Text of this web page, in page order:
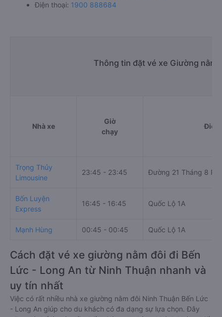
Điện thoại: 1900 888684
Thông tin đặt vé xe Giường nằm
Nhà xe
Giờ
chạy
Trọng Thủy
Limousine
23:45 - 23:45 Đường 21 Tháng 8
Bốn Luyện
Express
16:45 - 16:45 Quốc Lộ 1A
Mạnh Hùng 00:45 - 00:45 Quốc Lộ 1A
Cách đặt vé xe giường nằm đôi đi Bến
Lức - Long An từ Ninh Thuận nhanh và
uy tín nhất
Việc có rất nhiều nhà xe giường nằm đôi Ninh Thuận Bến Lức
- Long An giúp cho du khách có đa dạng sự lựa chọn. Đây